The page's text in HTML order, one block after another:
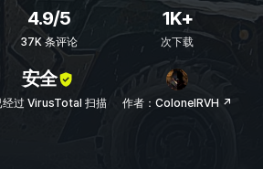
4.9/5
37K 条评论
1K+
次下载
安全
经过 VirusTotal 扫描 作者：ColonelRVH ↗